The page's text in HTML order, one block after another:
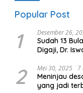
Popular Post
1 Desember 26,
Sudah 13
Digaji, Dr.
2 Mei 30, 2025 7
Meninjau
yang jadi